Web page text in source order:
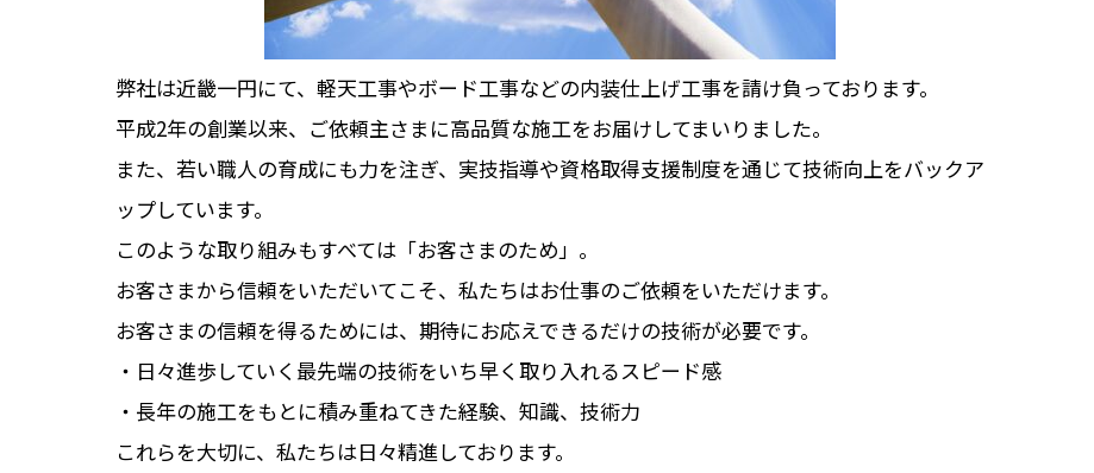
弊社は近畿一円にて、軽天工事やボード工事などの内装仕上げ工事を請け負っております。
平成2年の創業以来、ご依頼主さまに高品質な施工をお届けしてまいりました。
また、若い職人の育成にも力を注ぎ、実技指導や資格取得支援制度を通じて技術向上をバックア
ップしています。
このような取り組みもすべては「お客さまのため」。
お客さまから信頼をいただいてこそ、私たちはお仕事のご依頼をいただけます。
お客さまの信頼を得るためには、期待にお応えできるだけの技術が必要です。
・日々進歩していく最先端の技術をいち早く取り入れるスピード感
・長年の施工をもとに積み重ねてきた経験、知識、技術力
これらを大切に、私たちは日々精進しております。